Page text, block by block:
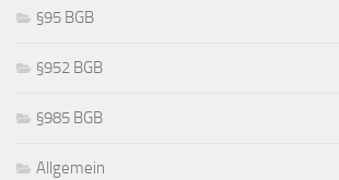
§95 BGB
§952 BGB
§985 BGB
Allgemein